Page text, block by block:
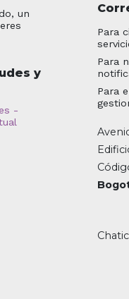
un
y
-
Para
Para
Para